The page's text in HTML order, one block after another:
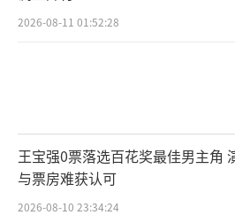
2026-08-11 01:52:28
王宝强0票落选百花奖最佳男主角
与票房难获认可
2026-08-10 23:34:24